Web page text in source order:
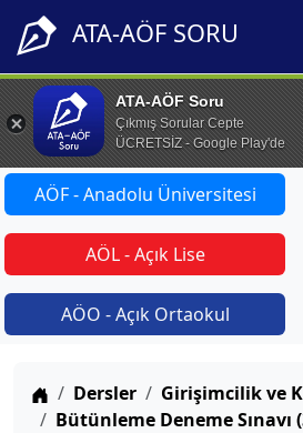
ATA-AÖF SORU
ATA-AÖF Soru
Çıkmış Sorular Cepte
ÜCRETSİZ - Google Play'de
AÖF - Anadolu Üniversitesi
AÖL - Açık Lise
AÖO - Açık Ortaokul
Anasayfa
Dersler
Girişimcilik ve
Bütünleme Deneme Sınavı